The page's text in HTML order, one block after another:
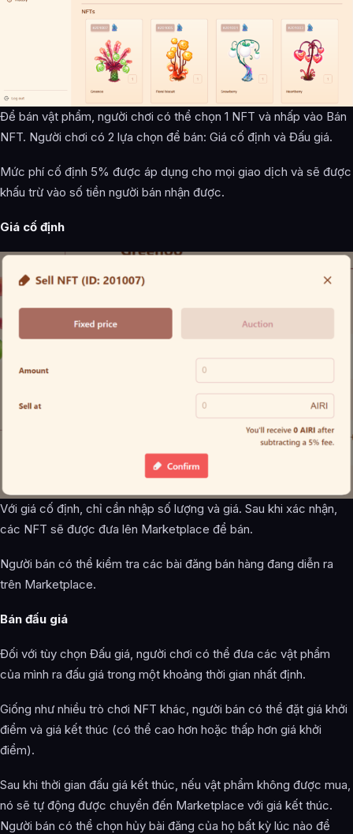
Để bán vật phẩm, người chơi có thể chọn 1 NFT và nhấp vào Bán
NFT. Người chơi có 2 lựa chọn để bán: Giá cố định và Đấu giá.
Mức phí cố định 5% được áp dụng cho mọi giao dịch và sẽ được
khấu trừ vào số tiền người bán nhận được.
Giá cố định
Với giá cố định, chỉ cần nhập số lượng và giá. Sau khi xác nhận,
các NFT sẽ được đưa lên Marketplace để bán.
Người bán có thể kiểm tra các bài đăng bán hàng đang diễn ra
trên Marketplace.
Bán đấu giá
Đối với tùy chọn Đấu giá, người chơi có thể đưa các vật phẩm
của mình ra đấu giá trong một khoảng thời gian nhất định.
Giống như nhiều trò chơi NFT khác, người bán có thể đặt giá khởi
điểm và giá kết thúc (có thể cao hơn hoặc thấp hơn giá khởi
điểm).
Sau khi thời gian đấu giá kết thúc, nếu vật phẩm không được mua,
nó sẽ tự động được chuyển đến Marketplace với giá kết thúc.
Người bán có thể chọn hủy bài đăng của họ bất kỳ lúc nào để